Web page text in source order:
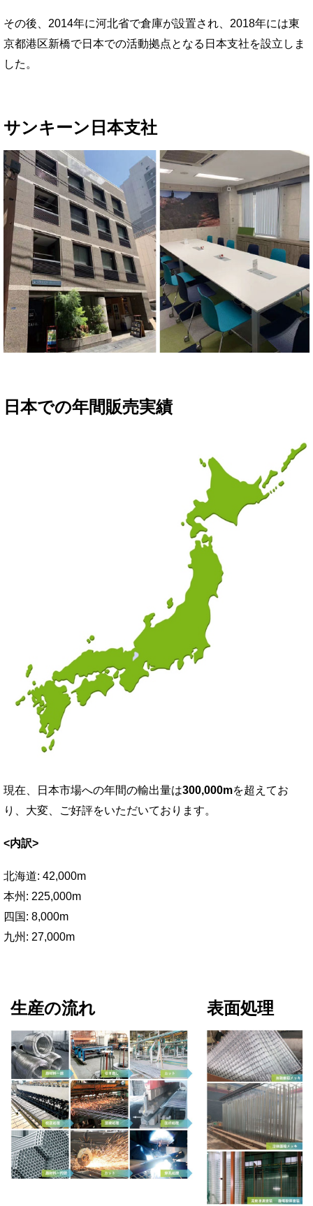
その後、2014年に河北省で倉庫が設置され、 2018年には東
京都港区新橋で日本での活動拠点となる日本支社を設立しま
した。
サンキーン日本支社
日本での年間販売実績
現在、日本市場への年間の輸出量は300,000mを超えてお
り、大変、ご好評をいただいてお ります。
<内訳>
北海道: 42,000m
本州: 225,000m
四国: 8,000m
九州: 27,000m
生産の流れ 表面処理